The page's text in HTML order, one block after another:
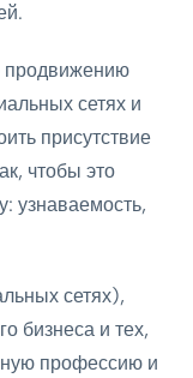
продвижению
сетях и
присутствие
чтобы это
узнаваемость,
сетях),
бизнеса и тех,
профессию и